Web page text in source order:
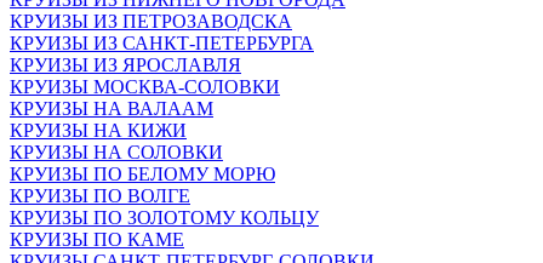
КРУИЗЫ ИЗ ПЕТРОЗАВОДСКА
КРУИЗЫ ИЗ САНКТ-ПЕТЕРБУРГА
КРУИЗЫ ИЗ ЯРОСЛАВЛЯ
КРУИЗЫ МОСКВА-СОЛОВКИ
КРУИЗЫ НА ВАЛААМ
КРУИЗЫ НА КИЖИ
КРУИЗЫ НА СОЛОВКИ
КРУИЗЫ ПО БЕЛОМУ МОРЮ
КРУИЗЫ ПО ВОЛГЕ
КРУИЗЫ ПО ЗОЛОТОМУ КОЛЬЦУ
КРУИЗЫ ПО КАМЕ